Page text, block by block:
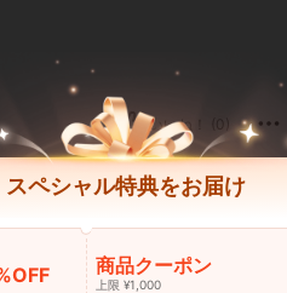
いいね！ (0)
スペシャル特典をお届け
商品クーポン
上限 ¥1,000